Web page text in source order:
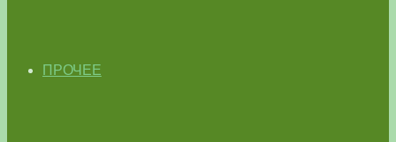
ПРОЧЕЕ